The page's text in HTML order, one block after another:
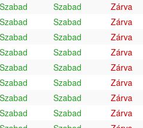
Szabad Szabad
Zárva
Szabad Szabad
Zárva
Szabad Szabad
Zárva
Szabad Szabad
Zárva
Szabad Szabad
Zárva
Szabad Szabad
Zárva
Szabad Szabad
Zárva
Szabad Szabad
Zárva